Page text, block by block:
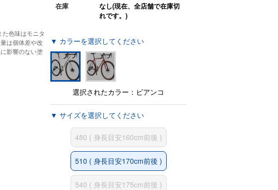
色味はモニタ
は個体差や改
影響のない塗
在庫
なし(現在、全店舗で在庫切
れです。)
▼ カラーを選択してください
選択されたカラー：ビアンコ
▼ サイズを選択してください
480 ( 身長目安160cm前後 )
510 ( 身長目安170cm前後 )
540 ( 身長目安175cm前後 )